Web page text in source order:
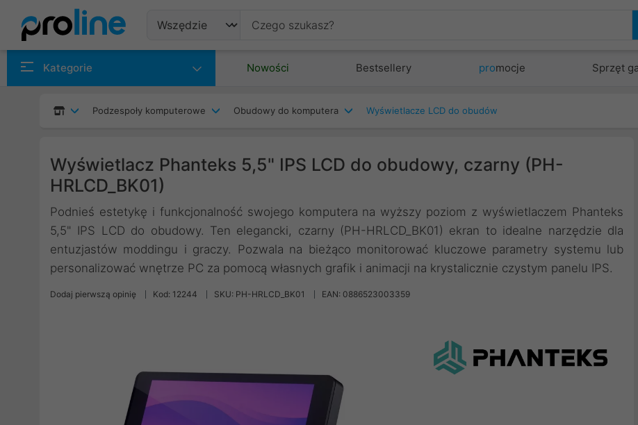
Kategorie Nowości Bestsellery promocje Sprzęt
Podzespoły komputerowe Obudowy do komputera Wyświetlacze LCD do obudów
Wyświetlacz Phanteks 5,5" IPS LCD do obudowy, czarny (PH-
HRLCD_BK01)
Podnieś estetykę i funkcjonalność swojego komputera na wyższy poziom z wyświetlaczem Phanteks
5,5" IPS LCD do obudowy. Ten elegancki, czarny (PH-HRLCD_BK01) ekran to idealne narzędzie dla
entuzjastów moddingu i graczy. Pozwala na bieżąco monitorować kluczowe parametry systemu lub
personalizować wnętrze PC za pomocą własnych grafik i animacji na krystalicznie czystym panelu IPS.
Dodaj pierwszą opinię Kod: 12244 SKU: PH-HRLCD_BK01 EAN: 0886523003359